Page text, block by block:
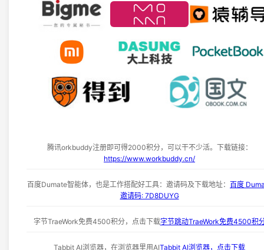
腾讯orkbuddy注册即可得2000积分，可以干不少活。下载链接：
https://www.workbuddy.cn/
百度Dumate智能体，也是工作搭配好工具：邀请码及下载地址： 百度
邀请码: 7D8DUYG
字节TraeWork免费4500积分，点击下载字节跳动TraeWork免费4500积
Tabbit AI浏览器，在浏览器里用AITabbit AI浏览器，点击下载